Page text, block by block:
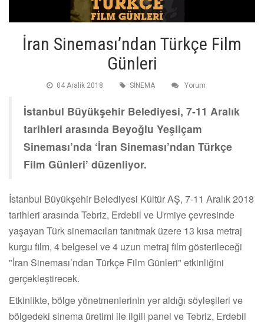
İran Sineması’ndan Türkçe Film
Günleri
04 Aralik 2018 SİNEMA Yorum
İstanbul Büyükşehir Belediyesi, 7-11 Aralık
tarihleri arasında Beyoğlu Yeşilçam
Sineması’nda ‘İran Sineması’ndan Türkçe
Film Günleri’ düzenliyor.
İstanbul Büyükşehir Belediyesi Kültür AŞ, 7-11 Aralık 2018
tarihleri arasında Tebriz, Erdebil ve Urmiye çevresinde
yaşayan Türk sinemacıları tanıtmak üzere 13 kısa metraj
kurgu film, 4 belgesel ve 4 uzun metraj film gösterileceği
"İran Sineması’ndan Türkçe Film Günleri" etkinliğini
gerçekleştirecek.
Etkinlikte, bölge yönetmenlerinin yer aldığı söyleşileri ve
bölgedeki sinema üretimi ile ilgili panel ve Tebriz, Erdebil